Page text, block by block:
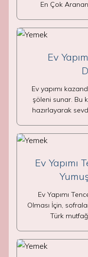
En Çok
Ev
Ev yapımı
şöleni sunar. Bu
hazırlayarak
Ev Yapımı
Ev Yapımı
Olması İçin,
Türk